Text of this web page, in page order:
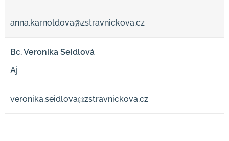
anna.karnoldova@zstravnickova.cz
Bc. Veronika Seidlová
Aj
veronika.seidlova@zstravnickova.cz